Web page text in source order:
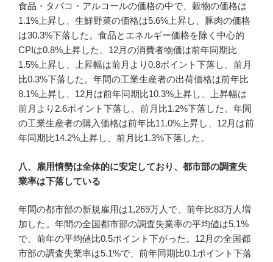
食品・タバコ・アルコールの価格の中で、穀物の価格は
1.1%上昇し、生鮮野菜の価格は5.6%上昇し、豚肉の価格
は30.3%下落した。食品とエネルギー価格を除く中心的
CPIは0.8%上昇した。12月の消費者物価は前年同期比
1.5%上昇し、上昇幅は前月より0.8ポイント下落し、前月
比0.3%下落した。年間の工業生産者の出荷価格は前年比
8.1%上昇し、12月は前年同期比10.3%上昇し、上昇幅は
前月より2.6ポイント下落し、前月比1.2%下落した。年間
の工業生産者の購入価格は前年比11.0%上昇し、12月は前
年同期比14.2%上昇し、前月比1.3%下落した。
八、雇用情勢は全体的に安定しており、都市部の調査失
業率は下落している
年間の都市部の新規雇用は1,269万人で、前年比83万人増
加した。年間の全国都市部の調査失業率の平均値は5.1%
で、前年の平均値比0.5ポイント下がった。12月の全国都
市部の調査失業率は5.1%で、前年同期比0.1ポイント下落